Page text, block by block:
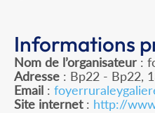
Informations
Nom de l’organisateur :
Adresse : Bp22 - Bp22,
Email :
Site internet: http://